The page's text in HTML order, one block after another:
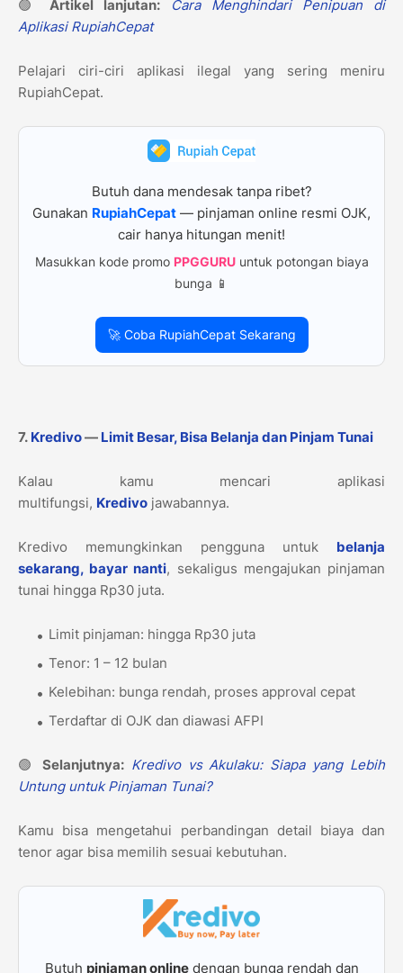
🟢 Artikel lanjutan:
Cara Menghindari Penipuan di
Aplikasi RupiahCepat
Pelajari ciri-ciri aplikasi ilegal yang sering meniru
RupiahCepat.
Butuh dana mendesak tanpa ribet?
Gunakan RupiahCepat — pinjaman online resmi OJK,
cair hanya hitungan menit!
Masukkan kode promo PPGGURUuntuk potongan biaya
bunga 📱
🚀 Coba RupiahCepat Sekarang
7. Kredivo— Limit Besar, Bisa Belanja dan Pinjam Tunai
Kalau kamu mencari aplikasi
multifungsi, Kredivo jawabannya.
Kredivo memungkinkan pengguna untuk belanja
sekarang, bayar nanti, sekaligus mengajukan pinjaman
tunai hingga Rp30 juta.
Limit pinjaman: hingga Rp30 juta
Tenor: 1 – 12 bulan
Kelebihan: bunga rendah, proses approval cepat
Terdaftar di OJK dan diawasi AFPI
🟢 Selanjutnya: Kredivo vs Akulaku: Siapa yang Lebih
Untung untuk Pinjaman Tunai?
Kamu bisa mengetahui perbandingan detail biaya dan
tenor agar bisa memilih sesuai kebutuhan.
Butuh pinjaman onlinedengan bunga rendah dan